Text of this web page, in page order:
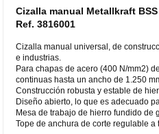
Cizalla manual Metallkraft BSS
Ref. 3816001
Cizalla manual universal, de
e industrias.
Para chapas de acero (400 N/mm2)
continuas hasta un ancho de 1.250
Construcción robusta y estable de
Diseño abierto, lo que es adecuado
Mesa de trabajo de hierro fundido de
Tope de anchura de corte regulable a